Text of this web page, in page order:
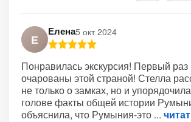
Е
Елена5 окт 2024
Понравилась экскурсия! Первый
очарованы этой страной! Стелла
не только о замках, но и
голове факты общей истории
объяснила, что Румыния-это